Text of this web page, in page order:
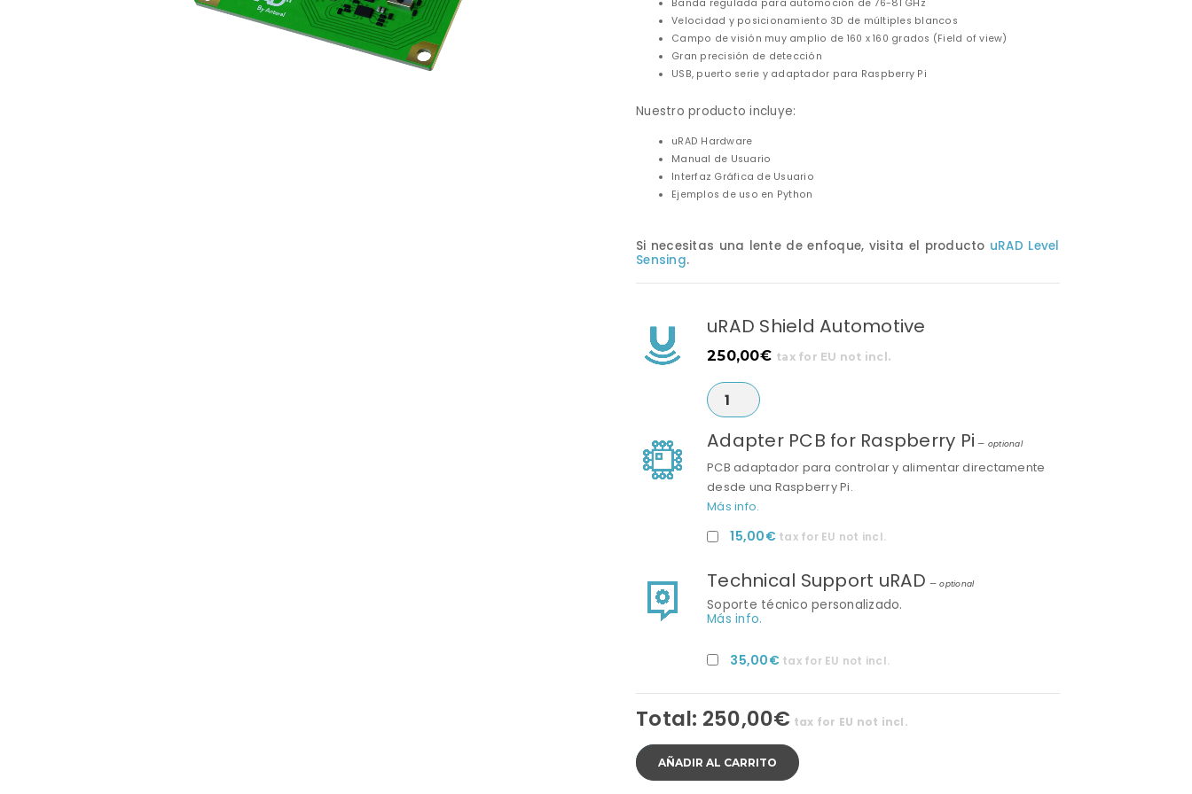
Banda regulada para automoción de 76-81 GHz
Velocidad y posicionamiento 3D de múltiples blancos
Campo de visión muy amplio de 160 x 160 grados (Field of view)
Gran precisión de detección
USB, puerto serie y adaptador para Raspberry Pi
Nuestro producto incluye:
uRAD Hardware
Manual de Usuario
Interfaz Gráfica de Usuario
Ejemplos de uso en Python
Si necesitas una lente de enfoque, visita el producto uRAD Level
Sensing.
uRAD Shield Automotive
250,00€ tax for EU not incl.
Adapter PCB for Raspberry Pi — optional
PCB adaptador para controlar y alimentar directamente
desde una Raspberry Pi.
Más info.
15,00€ tax for EU not incl.
Technical Support uRAD — optional
Soporte técnico personalizado.
Más info.
35,00€ tax for EU not incl.
Total: 250,00€ tax for EU not incl.
AÑADIR AL CARRITO